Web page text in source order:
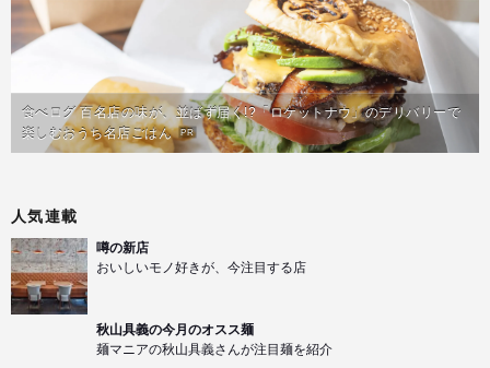
食べログ 百名店の味が、並ばず届く!?「ロケットナウ」のデリバリーで
楽しむおうち名店ごはん PR
人気連載
噂の新店
おいしいモノ好きが、今注目する店
秋山具義の今月のオスス麺
麺マニアの秋山具義さんが注目麺を紹介